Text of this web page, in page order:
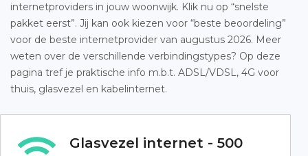
internetproviders in jouw woonwijk. Klik nu op “snelste
pakket eerst”. Jij kan ook kiezen voor “beste beoordeling”
voor de beste internetprovider van augustus 2026. Meer
weten over de verschillende verbindingstypes? Op deze
pagina tref je praktische info m.b.t. ADSL/VDSL, 4G voor
thuis, glasvezel en kabelinternet.
Glasvezel internet - 500